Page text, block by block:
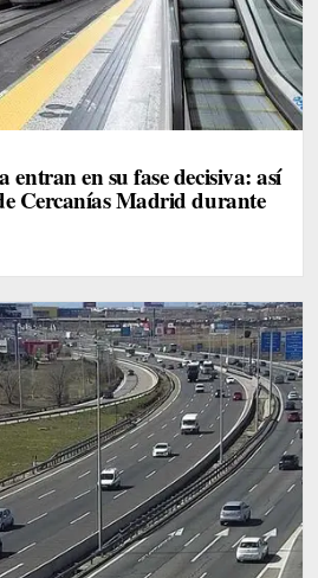
entran en su fase decisiva: así
Cercanías Madrid durante